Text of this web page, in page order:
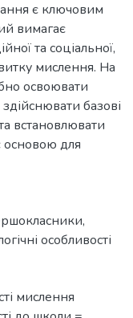
є ключовим
вимагає
та соціальної,
мислення. На
освоювати
базові
встановлювати
основою для
,
особливості
мислення